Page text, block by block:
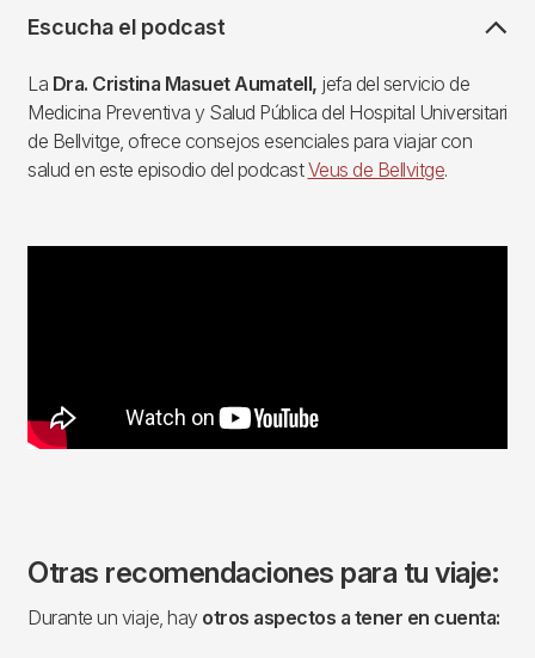
Escucha el podcast
La Dra. Cristina Masuet Aumatell, jefa del servicio de
Medicina Preventiva y Salud Pública del Hospital Universitari
de Bellvitge, ofrece consejos esenciales para viajar con
salud en este episodio del podcastVeus de Bellvitge.
Otras recomendaciones para tu viaje:
Durante un viaje, hay otros aspectos a tener en cuenta: